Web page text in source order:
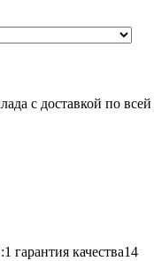
с доставкой по
качества14